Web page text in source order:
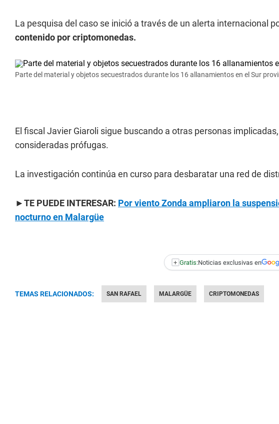
La pesquisa del caso se inició a través de un alerta internacional
contenido por criptomonedas.
Parte del material y objetos secuestrados durante los 16 allanamientos en el Sur
El fiscal Javier Giaroli sigue buscando a otras personas
consideradas prófugas.
La investigación continúa en curso para desbaratar una red de
►TE PUEDE INTERESAR: Por viento Zonda ampliaron la
nocturno en Malargüe
+ Gratis:Noticias exclusivas en
TEMAS RELACIONADOS: SAN RAFAEL MALARGÜE CRIPTOMONEDAS